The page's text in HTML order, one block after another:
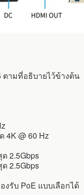
ตามที่อธิบายไว้ข้างต้น
4K @ 60 Hz
2.5Gbps
2.5Gbps
งรับ PoE แบบเลือกได้